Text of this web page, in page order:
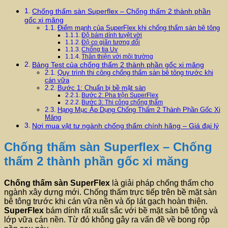
Chống thấm sàn Superflex – Chống thấm 2 thành phần
gốc xi măng
Điểm mạnh của SuperFlex khi chống thấm sàn bê tông
Độ bám dính tuyệt vời
Độ co giãn tương đối
Chống tia Uv
Thân thiện với môi trường
Bảng Test của chống thấm 2 thành phần gốc xi măng
Quy trình thi công chống thấm sàn bê tông trước khi
cán vữa
Bước 1: Chuẩn bị bề mặt sàn
Bước 2: Pha trộn SuperFlex
Bước 3: Thi công chống thấm
Hạng Mục Áp Dụng Chống Thấm 2 Thành Phần Gốc Xi
Măng
Nơi mua vật tư ngành chống thấm chính hãng – Giá đại lý
Chống thấm sàn Superflex – Chống
thấm 2 thành phần gốc xi măng
Chống thấm sàn SuperFlex là giải pháp chống thấm cho
ngành xây dựng mới. Chống thấm trực tiếp trên bề mặt sàn
bê tông trước khi cán vữa nền và ốp lát gạch hoàn thiện.
SuperFlex bám dính rất xuất sắc với bề mặt sàn bê tông và
lớp vữa cán nền. Từ đó không gây ra vấn đề về bong rộp